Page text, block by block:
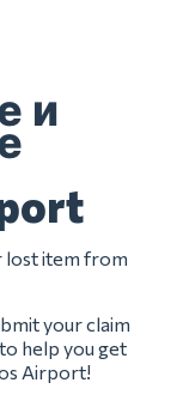
и
lost item from
your claim
help you get
Airport!